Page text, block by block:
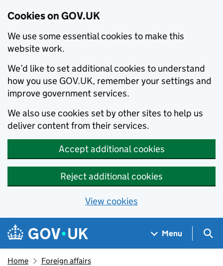
Cookies on GOV.UK
We use some essential cookies to make this
website work.
We’d like to set additional cookies to understand
how you use GOV.UK, remember your settings and
improve government services.
We also use cookies set by other sites to help us
deliver content from their services.
Accept additional cookies
Reject additional cookies
View cookies
Skip to main content
Navigation menu
Menu
Home Foreign affairs